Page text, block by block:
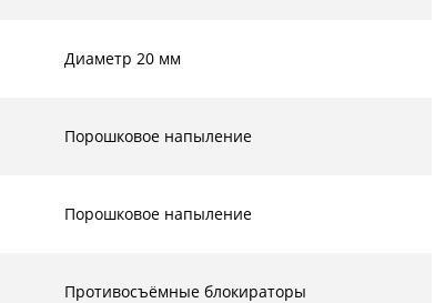
Диаметр 20 мм
Порошковое напыление
Порошковое напыление
Противосъёмные блокираторы